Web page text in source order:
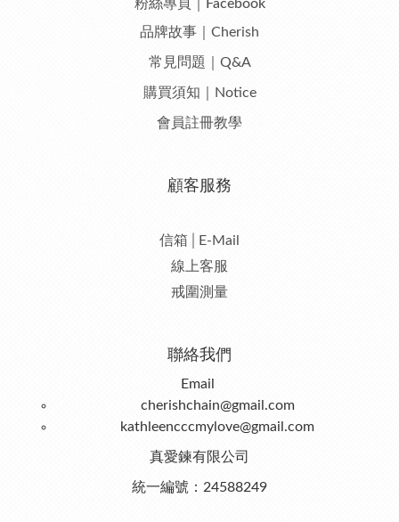
粉絲專頁｜Facebook
品牌故事｜Cherish
常見問題｜Q&A
購買須知｜Notice
會員註冊教學
顧客服務
信箱│E-Mail
線上客服
戒圍測量
聯絡我們
Email
cherishchain@gmail.com
kathleencccmylove@gmail.com
真愛鍊有限公司
統一編號：24588249